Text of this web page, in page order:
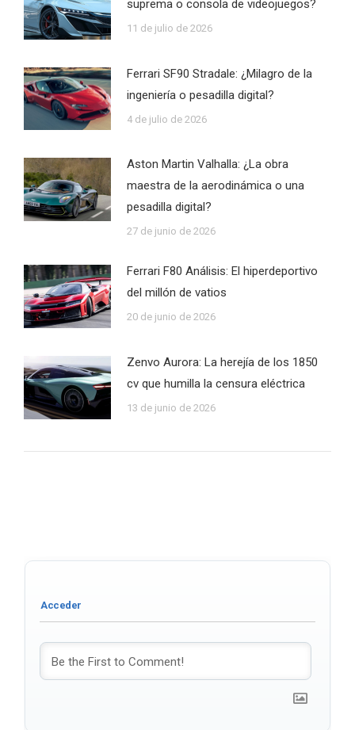
suprema o consola de videojuegos?
11 de julio de 2026
Ferrari SF90 Stradale: ¿Milagro de la
ingeniería o pesadilla digital?
4 de julio de 2026
Aston Martin Valhalla: ¿La obra
maestra de la aerodinámica o una
pesadilla digital?
27 de junio de 2026
Ferrari F80 Análisis: El hiperdeportivo
del millón de vatios
20 de junio de 2026
Zenvo Aurora: La herejía de los 1850
cv que humilla la censura eléctrica
13 de junio de 2026